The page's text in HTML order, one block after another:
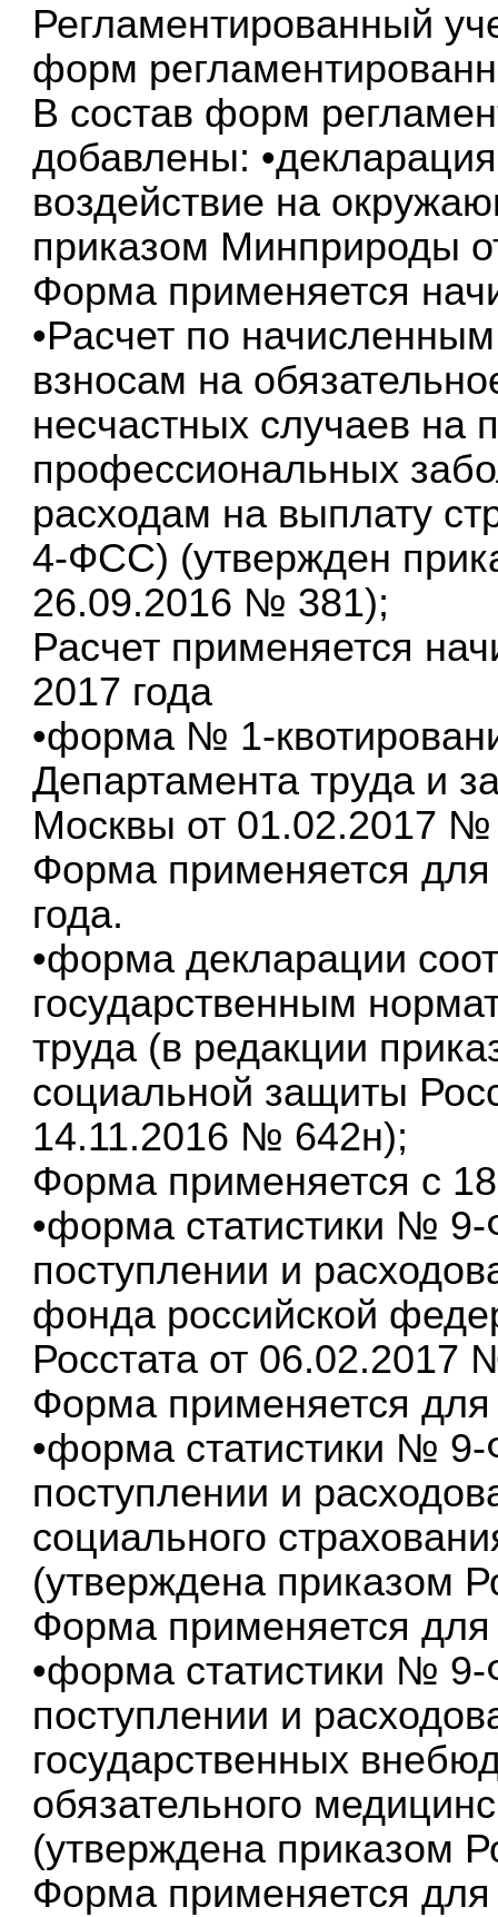
Регламентированный
форм
В состав форм
добавлены:
воздействие на
приказом Минприроды
Форма применяется
•Расчет по
взносам на
несчастных случаев на
профессиональных
расходам на выплату
4-ФСС) (утвержден
26.09.2016 № 381);
Расчет применяется
2017 года
•форма № 1-
Департамента труда и
Москвы от 01.02.2017
Форма применяется для
года.
•форма декларации
государственным
труда (в редакции
социальной защиты
14.11.2016 № 642н);
Форма применяется с
•форма статистики №
поступлении и
фонда российской
Росстата от 06.02.2017
Форма применяется для
•форма статистики №
поступлении и
социального
(утверждена приказом
Форма применяется для
•форма статистики №
поступлении и
государственных
обязательного
(утверждена приказом
Форма применяется для